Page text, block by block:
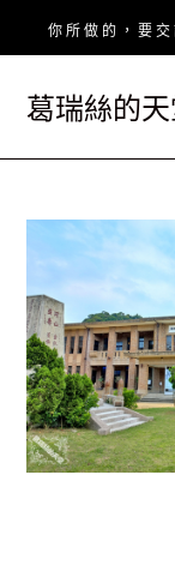
你 所 做 的 ， 要
葛瑞絲的